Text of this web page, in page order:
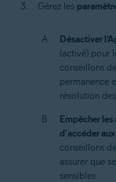
Gérez les
Désactiver
(activé) pour
conseillons
permanence
résolution
Empêcher
d'accéder
conseillons
assurer que
sensibles.